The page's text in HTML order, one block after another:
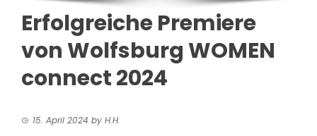
Erfolgreiche Premiere
von Wolfsburg WOMEN
connect 2024
15. April 2024 by H.H.